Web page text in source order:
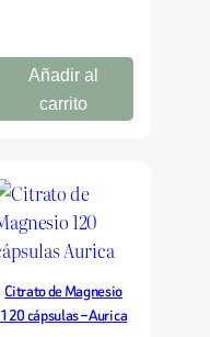
Añadir al
carrito
Citrato de Magnesio
120 cápsulas – Aurica